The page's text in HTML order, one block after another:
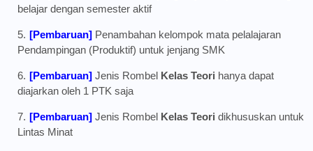
belajar dengan semester aktif
[Pembaruan] Penambahan kelompok mata pelalajaran
Pendampingan (Produktif) untuk jenjang SMK
[Pembaruan] Jenis Rombel Kelas Teori hanya dapat
diajarkan oleh 1 PTK saja
[Pembaruan] Jenis Rombel Kelas Teori dikhususkan untuk
Lintas Minat